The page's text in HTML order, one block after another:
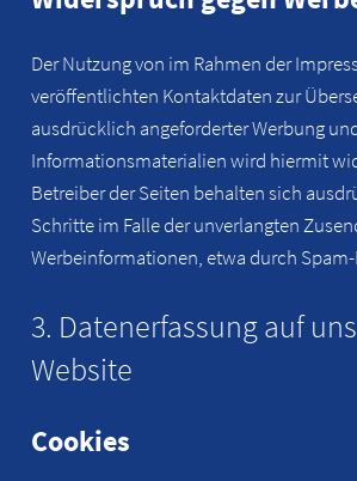
Der Nutzung von im Rahmen der
veröffentlichten Kontaktdaten zur
ausdrücklich angeforderter Werbung
Informationsmaterialien wird hiermit
Betreiber der Seiten behalten sich
Schritte im Falle der unverlangten
Werbeinformationen, etwa durch Spam-
3. Datenerfassung auf
Website
Cookies